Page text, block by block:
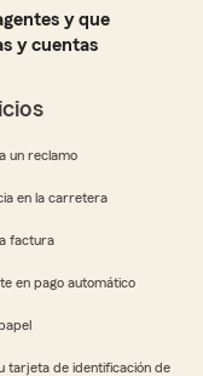
y que
y cuentas
un reclamo
en la carretera
factura
en pago automático
tarjeta de identificación de